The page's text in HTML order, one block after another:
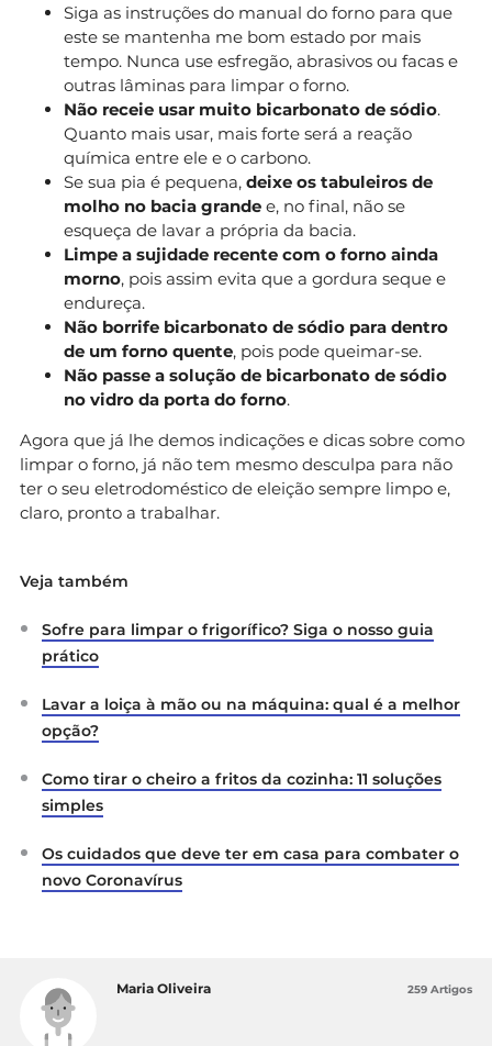
Siga as instruções do manual do forno para que
este se mantenha me bom estado por mais
tempo. Nunca use esfregão, abrasivos ou facas e
outras lâminas para limpar o forno.
Não receie usar muito bicarbonato de sódio.
Quanto mais usar, mais forte será a reação
química entre ele e o carbono.
Se sua pia é pequena, deixe os tabuleiros de
molho no bacia grande e, no final, não se
esqueça de lavar a própria da bacia.
Limpe a sujidade recente com o forno ainda
morno, pois assim evita que a gordura seque e
endureça.
Não borrife bicarbonato de sódio para dentro
de um forno quente, pois pode queimar-se.
Não passe a solução de bicarbonato de sódio
no vidro da porta do forno.
Agora que já lhe demos indicações e dicas sobre como
limpar o forno, já não tem mesmo desculpa para não
ter o seu eletrodoméstico de eleição sempre limpo e,
claro, pronto a trabalhar.
Veja também
Sofre para limpar o frigorífico? Siga o nosso guia
prático
Lavar a loiça à mão ou na máquina: qual é a melhor
opção?
Como tirar o cheiro a fritos da cozinha: 11 soluções
simples
Os cuidados que deve ter em casa para combater o
novo Coronavírus
Maria Oliveira 259 Artigos